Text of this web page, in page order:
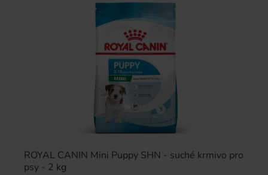
ROYAL CANIN Mini Puppy SHN - suché krmivo pro
psy - 2 kg